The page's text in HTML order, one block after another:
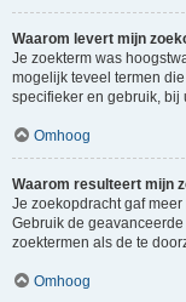
Waarom levert mijn
Je zoekterm was
mogelijk teveel termen
specifieker en gebruik, bij
Omhoog
Waarom resulteert mijn
Je zoekopdracht gaf
Gebruik de
zoektermen als de te
Omhoog